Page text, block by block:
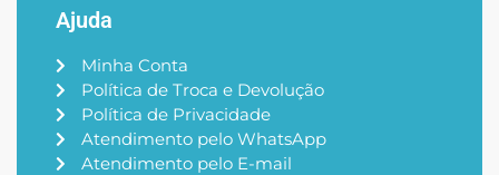
Ajuda
Minha Conta
Política de Troca e Devolução
Política de Privacidade
Atendimento pelo WhatsApp
Atendimento pelo E-mail